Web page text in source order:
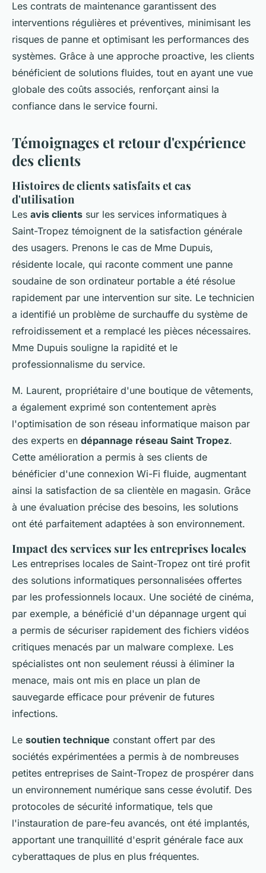
Les contrats de maintenance garantissent des
interventions régulières et préventives, minimisant les
risques de panne et optimisant les performances des
systèmes. Grâce à une approche proactive, les clients
bénéficient de solutions fluides, tout en ayant une vue
globale des coûts associés, renforçant ainsi la
confiance dans le service fourni.
Témoignages et retour d'expérience
des clients
Histoires de clients satisfaits et cas
d'utilisation
Les avis clients sur les services informatiques à
Saint-Tropez témoignent de la satisfaction générale
des usagers. Prenons le cas de Mme Dupuis,
résidente locale, qui raconte comment une panne
soudaine de son ordinateur portable a été résolue
rapidement par une intervention sur site. Le technicien
a identifié un problème de surchauffe du système de
refroidissement et a remplacé les pièces nécessaires.
Mme Dupuis souligne la rapidité et le
professionnalisme du service.
M. Laurent, propriétaire d'une boutique de vêtements,
a également exprimé son contentement après
l'optimisation de son réseau informatique maison par
des experts en dépannage réseau Saint Tropez.
Cette amélioration a permis à ses clients de
bénéficier d'une connexion Wi-Fi fluide, augmentant
ainsi la satisfaction de sa clientèle en magasin. Grâce
à une évaluation précise des besoins, les solutions
ont été parfaitement adaptées à son environnement.
Impact des services sur les entreprises locales
Les entreprises locales de Saint-Tropez ont tiré profit
des solutions informatiques personnalisées offertes
par les professionnels locaux. Une société de cinéma,
par exemple, a bénéficié d'un dépannage urgent qui
a permis de sécuriser rapidement des fichiers vidéos
critiques menacés par un malware complexe. Les
spécialistes ont non seulement réussi à éliminer la
menace, mais ont mis en place un plan de
sauvegarde efficace pour prévenir de futures
infections.
Le soutien technique constant offert par des
sociétés expérimentées a permis à de nombreuses
petites entreprises de Saint-Tropez de prospérer dans
un environnement numérique sans cesse évolutif. Des
protocoles de sécurité informatique, tels que
l'instauration de pare-feu avancés, ont été implantés,
apportant une tranquillité d'esprit générale face aux
cyberattaques de plus en plus fréquentes.